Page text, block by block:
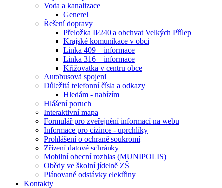
Voda a kanalizace
Generel
Řešení dopravy
Přeložka II⁄240 a obchvat Velkých Přílep
Krajské komunikace v obci
Linka 409 – informace
Linka 316 – informace
Křižovatka v centru obce
Autobusová spojení
Důležitá telefonní čísla a odkazy
Hledám - nabízím
Hlášení poruch
Interaktivní mapa
Formulář pro zveřejnění informací na webu
Informace pro cizince - uprchlíky
Prohlášení o ochraně soukromí
Zřízení datové schránky
Mobilní obecní rozhlas (MUNIPOLIS)
Obědy ve školní jídelně ZŠ
Plánované odstávky elektřiny
Kontakty